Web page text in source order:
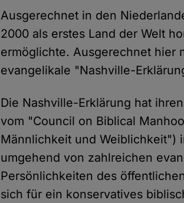
Ausgerechnet in den
2000 als erstes Land der Welt
ermöglichte. Ausgerechnet hier
evangelikale "Nashville-
Die Nashville-Erklärung hat
vom "Council on Biblical
Männlichkeit und Weiblichkeit")
umgehend von zahlreichen
Persönlichkeiten des
sich für ein konservatives